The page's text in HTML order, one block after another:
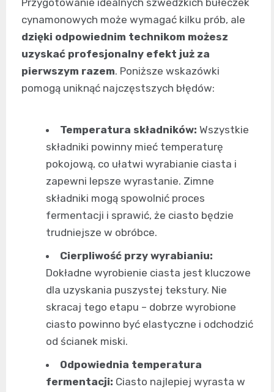
Przygotowanie idealnych szwedzkich bułeczek
cynamonowych może wymagać kilku prób, ale
dzięki odpowiednim technikom możesz
uzyskać profesjonalny efekt już za
pierwszym razem. Poniższe wskazówki
pomogą uniknąć najczęstszych błędów:
Temperatura składników: Wszystkie
składniki powinny mieć temperaturę
pokojową, co ułatwi wyrabianie ciasta i
zapewni lepsze wyrastanie. Zimne
składniki mogą spowolnić proces
fermentacji i sprawić, że ciasto będzie
trudniejsze w obróbce.
Cierpliwość przy wyrabianiu:
Dokładne wyrobienie ciasta jest kluczowe
dla uzyskania puszystej tekstury. Nie
skracaj tego etapu – dobrze wyrobione
ciasto powinno być elastyczne i odchodzić
od ścianek miski.
Odpowiednia temperatura
fermentacji: Ciasto najlepiej wyrasta w